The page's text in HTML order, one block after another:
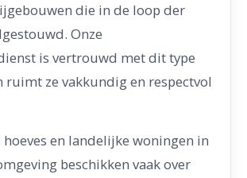
die in de loop der
Onze
is vertrouwd met dit type
ruimt ze vakkundig en respectvol
en landelijke woningen in
beschikken vaak over